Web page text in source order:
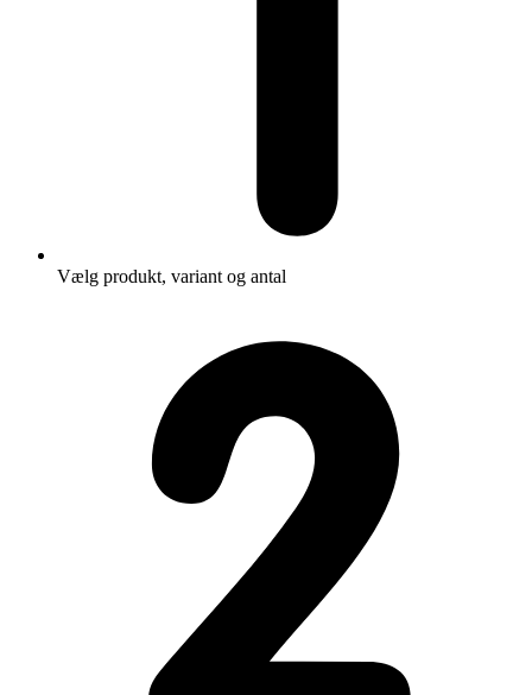
Vælg produkt, variant og antal